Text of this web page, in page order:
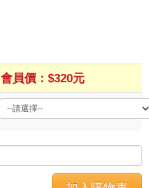
會員價：$320元